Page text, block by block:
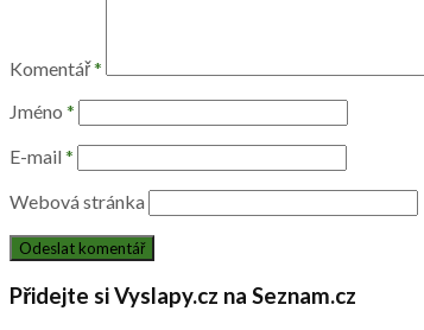
Komentář*
Jméno *
E-mail *
Webová stránka
Přidejte si Vyslapy.cz na Seznam.cz